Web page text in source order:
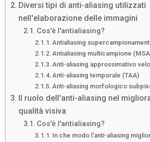
Diversi tipi di anti-aliasing utilizzati
nell'elaborazione delle immagini
Cos'è l'antialiasing?
Antialiasing
Antialiasing multicampione
Anti-aliasing approssimativo
Anti-aliasing temporale (TAA)
Anti-aliasing morfologico
Il ruolo dell'anti-aliasing nel
qualità visiva
Cos'è l'antialiasing?
In che modo l'anti-aliasing